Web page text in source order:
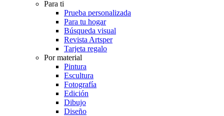
Para ti
Prueba personalizada
Para tu hogar
Búsqueda visual
Revista Artsper
Tarjeta regalo
Por material
Pintura
Escultura
Fotografía
Edición
Dibujo
Diseño